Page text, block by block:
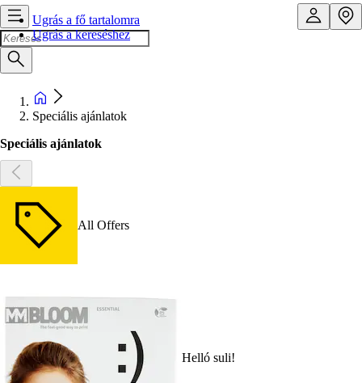
Ugrás a fő tartalomra
Ugrás a kereséshez
Speciális ajánlatok
Speciális ajánlatok
All Offers
Helló suli!